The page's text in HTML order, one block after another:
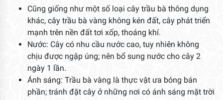
Cũng giống như một số loại cây trầu bà thông dụng
khác, cây trầu bà vàng không kén đất, cây phát triển
mạnh trên nền đất tơi xốp, thoáng khí.
Nước: Cây có nhu cầu nước cao, tuy nhiên không
chịu được ngập úng; nên bổ sung nước cho cây 2
ngày 1 lần.
Ánh sáng: Trầu bà vàng là thực vật ưa bóng bán
phần; tránh đặt cây ở những nơi có ánh sáng mặt trời